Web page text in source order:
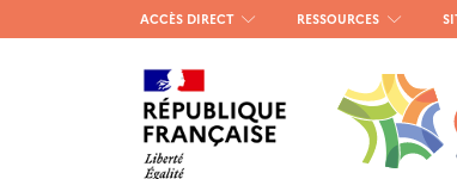
Menu
haut
gauche
ACCÈS DIRECT RESSOURCES